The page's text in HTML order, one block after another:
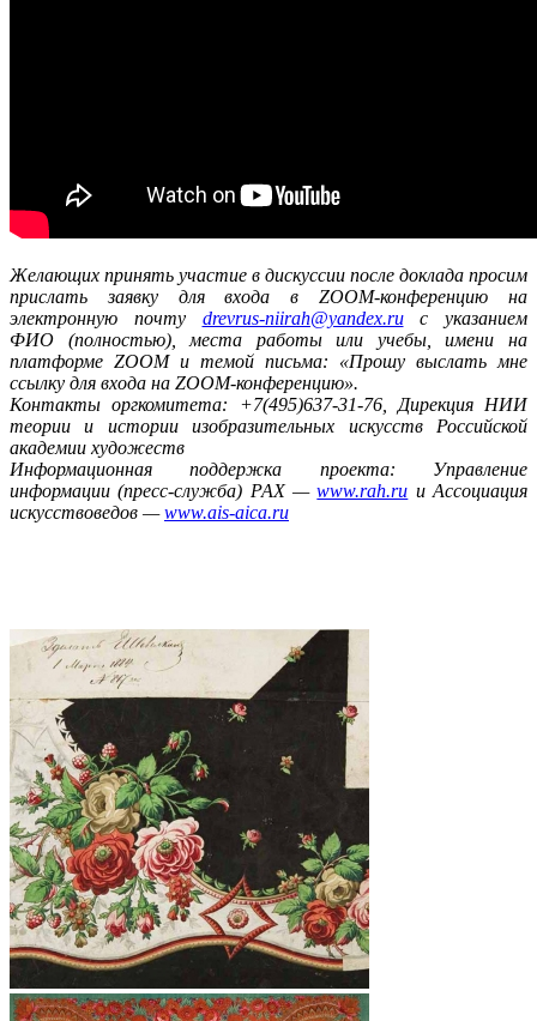
Желающих принять участие в дискуссии после доклада просим
прислать заявку для входа в ZООM-конференцию на
электронную почту drevrus-niirah@yandex.ruс указанием
ФИО (полностью), места работы или учебы, имени на
платформе ZООM и темой письма: «Прошу выслать мне
ссылку для входа на ZOOM-конференцию».
Контакты оргкомитета: +7(495)637-31-76, Дирекция НИИ
теории и истории изобразительных искусств Российской
академии художеств
Информационная поддержка проекта: Управление
информации (пресс-служба) РАХ —www.rah.ru и Ассоциация
искусствоведов —www.ais-aica.ru